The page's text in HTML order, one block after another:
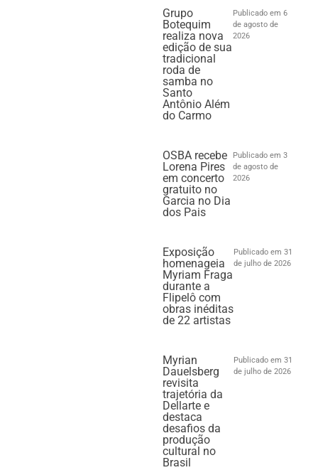
Grupo
Botequim
realiza nova
edição de sua
tradicional
roda de
samba no
Santo
Antônio Além
do Carmo
Publicado em 6
de agosto de
2026
OSBA recebe
Lorena Pires
em concerto
gratuito no
Garcia no Dia
dos Pais
Publicado em 3
de agosto de
2026
Exposição
homenageia
Myriam Fraga
durante a
Flipelô com
obras inéditas
de 22 artistas
Publicado em 31
de julho de 2026
Myrian
Dauelsberg
revisita
trajetória da
Dellarte e
destaca
desafios da
produção
cultural no
Brasil
Publicado em 31
de julho de 2026